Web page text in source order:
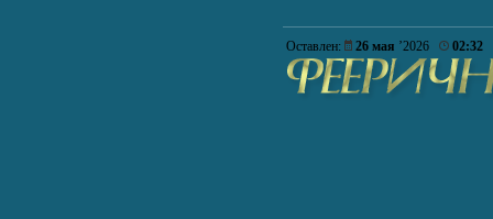
Оставлен: 26 мая ’2026 02:32